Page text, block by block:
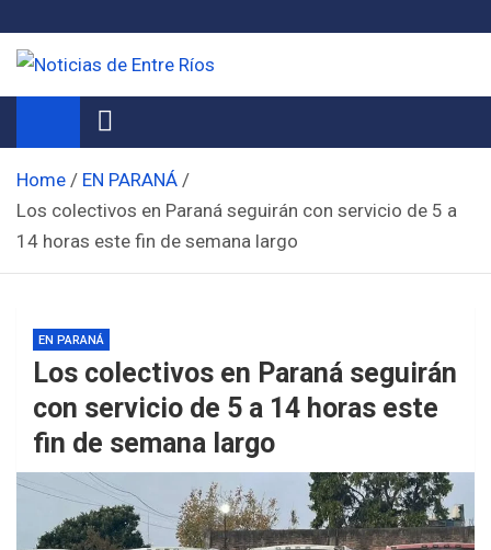
content
Noticias de Entre Ríos
Información de toda la provincia ahora
Home
EN PARANÁ
Los colectivos en Paraná seguirán con servicio de 5 a
14 horas este fin de semana largo
EN PARANÁ
Los colectivos en Paraná seguirán
con servicio de 5 a 14 horas este
fin de semana largo